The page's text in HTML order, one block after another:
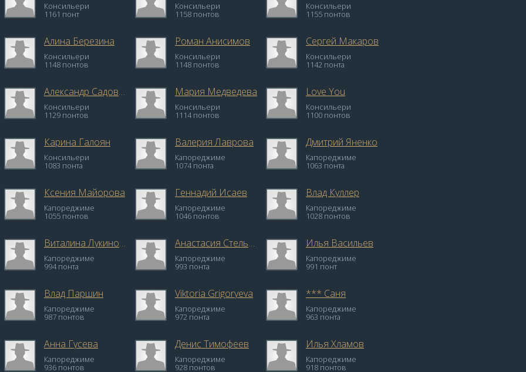
Консильери
1161 понт
Консильери
1158 понтов
Консильери
1155 понтов
Алина Березина
Консильери
1148 понтов
Роман Анисимов
Консильери
1148 понтов
Сергей Макаров
Консильери
1142 понта
Александр Садовой
Консильери
1129 понтов
Мария Медведева
Консильери
1114 понтов
Love You
Консильери
1100 понтов
Карина Галоян
Консильери
1083 понта
Валерия Лаврова
Капореджиме
1074 понта
Дмитрий Яненко
Капореджиме
1063 понта
Ксения Майорова
Капореджиме
1055 понтов
Геннадий Исаев
Капореджиме
1046 понтов
Влад Куллер
Капореджиме
1028 понтов
Виталина Лукинова
Капореджиме
994 понта
Анастасия Стельмах
Капореджиме
993 понта
Илья Васильев
Капореджиме
991 понт
Влад Паршин
Капореджиме
987 понтов
Viktoria Grigoryeva
Капореджиме
972 понта
*** Саня
Капореджиме
963 понта
Анна Гусева
Капореджиме
936 понтов
Денис Тимофеев
Капореджиме
928 понтов
Илья Хламов
Капореджиме
918 понтов